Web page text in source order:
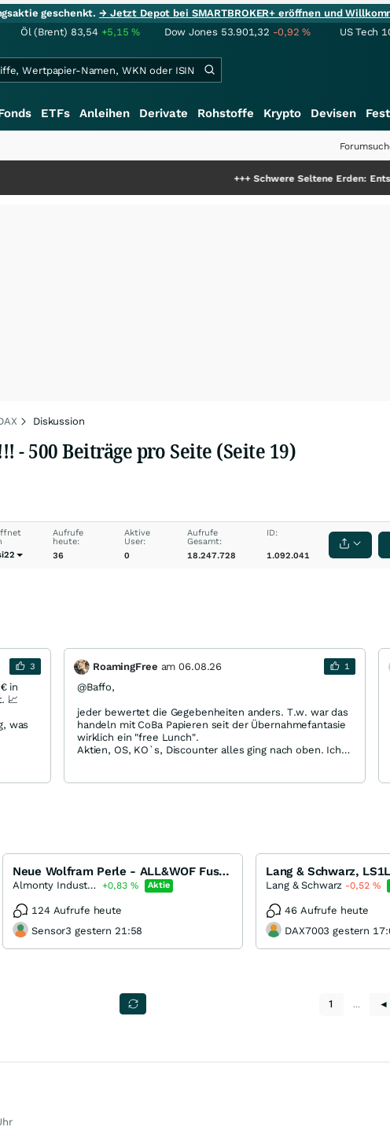
geschenkt.→ Jetzt Depot bei SMARTBROKER+ eröffnen und
Öl (Brent) 83,54 +5,15% Dow Jones 53.901,32 -0,92% US Tech
ETFs Anleihen Derivate Rohstoffe Krypto Devisen
Schwere Seltene Erden: Entsteht hier die
Diskussion
- 500 Beiträge pro Seite (Seite 19)
Aufrufe
heute:
36
Aktive
User:
0
Aufrufe
Gesamt:
18.247.728
ID:
1.092.041
3
in
📈
was
RoamingFree am06.08.26 1
@Baffo,
jeder bewertet die Gegebenheiten anders. T.w. war das
handeln mit CoBa Papieren seit der Übernahmefantasie
wirklich ein "free Lunch".
Aktien, OS, KO`s, Discounter alles ging nach oben. Ich
Wie dem auch sei, ich halte natürlich die Augen offen,
Einstieg ist dann situationsbedingt.
Dir viel Glück, gönne dir / euch die 40+ !
Neue Wolfram Perle - ALL&WOF Fusion
Almonty Industries +0,83% Aktie
124 Aufrufe heute
Sensor3 gestern 21:58
Lang & Schwarz -0,52%
46 Aufrufe heute
DAX7003 gestern
1 … ◄